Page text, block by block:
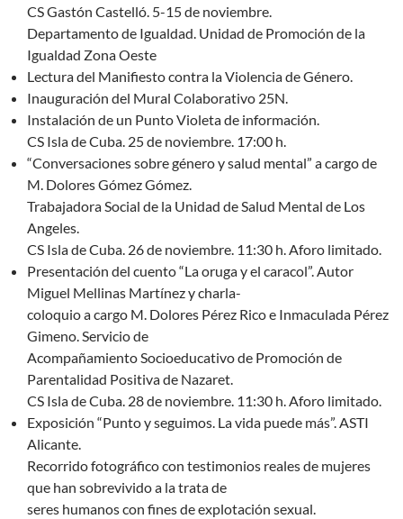
CS Gastón Castelló. 5-15 de noviembre.
Departamento de Igualdad. Unidad de Promoción de la
Igualdad Zona Oeste
Lectura del Manifiesto contra la Violencia de Género.
Inauguración del Mural Colaborativo 25N.
Instalación de un Punto Violeta de información.
CS Isla de Cuba. 25 de noviembre. 17:00 h.
“Conversaciones sobre género y salud mental” a cargo de
M. Dolores Gómez Gómez.
Trabajadora Social de la Unidad de Salud Mental de Los
Angeles.
CS Isla de Cuba. 26 de noviembre. 11:30 h. Aforo limitado.
Presentación del cuento “La oruga y el caracol”. Autor
Miguel Mellinas Martínez y charla-
coloquio a cargo M. Dolores Pérez Rico e Inmaculada Pérez
Gimeno. Servicio de
Acompañamiento Socioeducativo de Promoción de
Parentalidad Positiva de Nazaret.
CS Isla de Cuba. 28 de noviembre. 11:30 h. Aforo limitado.
Exposición “Punto y seguimos. La vida puede más”. ASTI
Alicante.
Recorrido fotográfico con testimonios reales de mujeres
que han sobrevivido a la trata de
seres humanos con fines de explotación sexual.